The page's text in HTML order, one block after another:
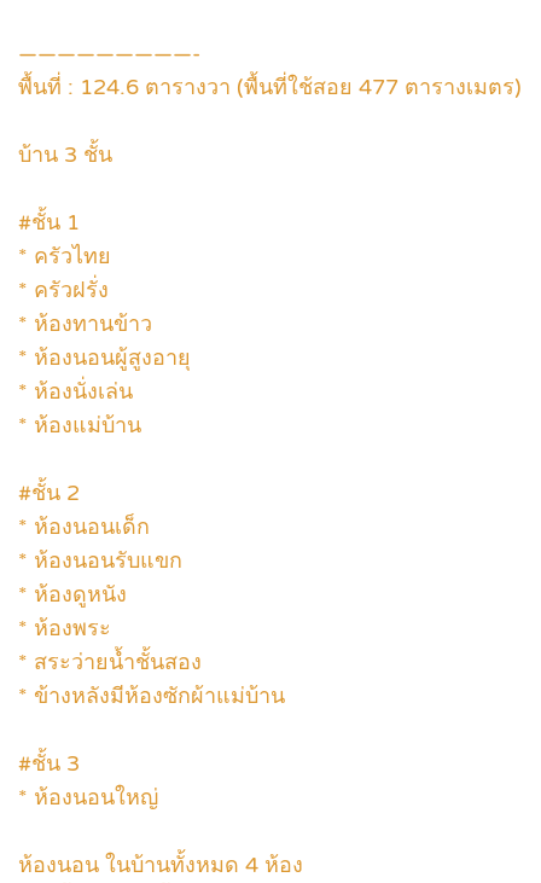
—————————-
พื้นที่ : 124.6 ตารางวา (พื้นที่ใช้สอย 477 ตารางเมตร)
บ้าน 3 ชั้น
#ชั้น 1
* ครัวไทย
* ครัวฝรั่ง
* ห้องทานข้าว
* ห้องนอนผู้สูงอายุ
* ห้องนั่งเล่น
* ห้องแม่บ้าน
#ชั้น 2
* ห้องนอนเด็ก
* ห้องนอนรับแขก
* ห้องดูหนัง
* ห้องพระ
* สระว่ายน้ำชั้นสอง
* ข้างหลังมีห้องซักผ้าแม่บ้าน
#ชั้น 3
* ห้องนอนใหญ่
ห้องนอน ในบ้านทั้งหมด 4 ห้อง